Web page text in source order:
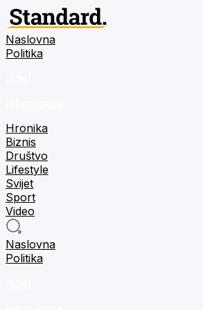
Naslovna
Politika
Hronika
Biznis
Društvo
Lifestyle
Svijet
Sport
Video
Naslovna
Politika